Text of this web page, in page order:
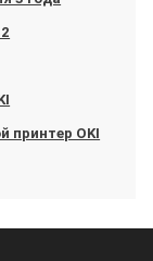
принтер OKI